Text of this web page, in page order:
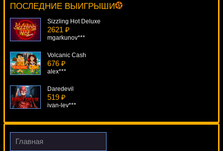
ПОСЛЕДНИЕ ВЫИГРЫШИ
superman***
Sizzling Hot Deluxe
2621 ₽
mgarkunov***
Volcanic Cash
676 ₽
alex***
Daredevil
519 ₽
ivan-lev***
Crocodopolis
1092 ₽
Главная